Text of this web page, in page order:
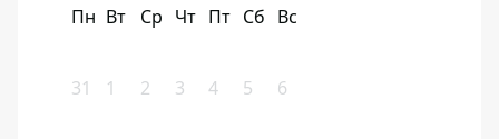
Пн Вт Ср Чт Пт Сб Вс
31 1 2 3 4 5 6